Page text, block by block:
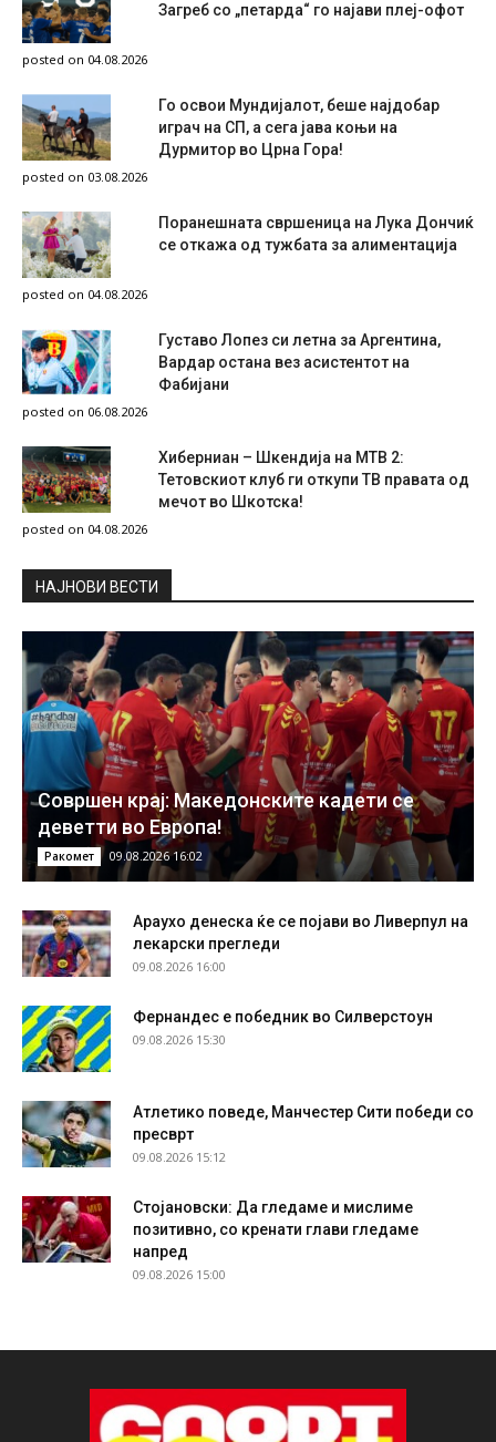
Загреб со „петарда“ го најави плеј-офот
posted on 04.08.2026
Го освои Мундијалот, беше најдобар
играч на СП, а сега јава коњи на
Дурмитор во Црна Гора!
posted on 03.08.2026
Поранешната свршеница на Лука Дончиќ
се откажа од тужбата за алиментација
posted on 04.08.2026
Густаво Лопез си летна за Аргентина,
Вардар остана вез асистентот на
Фабијани
posted on 06.08.2026
Хиберниан – Шкендија на МТВ 2:
Тетовскиот клуб ги откупи ТВ правата од
мечот во Шкотска!
posted on 04.08.2026
НAЈНОВИ ВЕСТИ
Совршен крај: Македонските кадети се
деветти во Европа!
Ракомет 09.08.2026 16:02
Араухо денеска ќе се појави во Ливерпул на
лекарски прегледи
09.08.2026 16:00
Фернандес е победник во Силверстоун
09.08.2026 15:30
Атлетико поведе, Манчестер Сити победи со
пресврт
09.08.2026 15:12
Стојановски: Да гледаме и мислиме
позитивно, со кренати глави гледаме
напред
09.08.2026 15:00